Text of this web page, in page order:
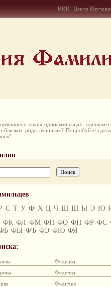
НИИ "Центр
о своих однофамильцах,
родственниках? Попробуйте
С Т У Ф Х Ц Ч Ш Щ Ы Э Ю
ФК ФЛ ФМ ФН ФО ФП ФР ФС
ФЫ ФЪ ФЭ ФЮ ФЯ
Феденко
Федечко
Федичев